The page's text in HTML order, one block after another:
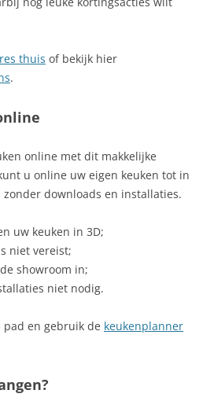
thuis of bekijk hier
.
online met dit makkelijke
u online uw eigen keuken tot in
downloads en installaties.
uw keuken in 3D;
niet vereist;
showroom in;
niet nodig.
pad en gebruik de keukenplanner